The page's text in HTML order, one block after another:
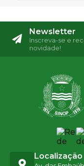
Newsletter
Inscreva-se e
novidade!
Localização